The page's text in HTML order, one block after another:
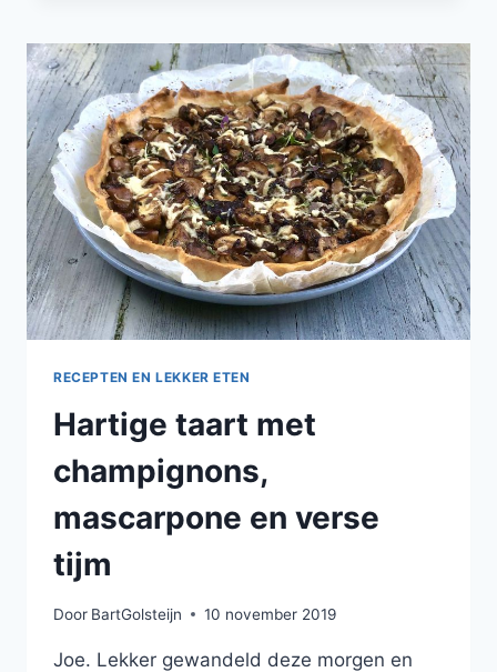
PREI
EN
DRAGON
RECEPTEN EN LEKKER ETEN
Hartige taart met
champignons,
mascarpone en verse
tijm
Door BartGolsteijn 10 november 2019
Joe. Lekker gewandeld deze morgen en